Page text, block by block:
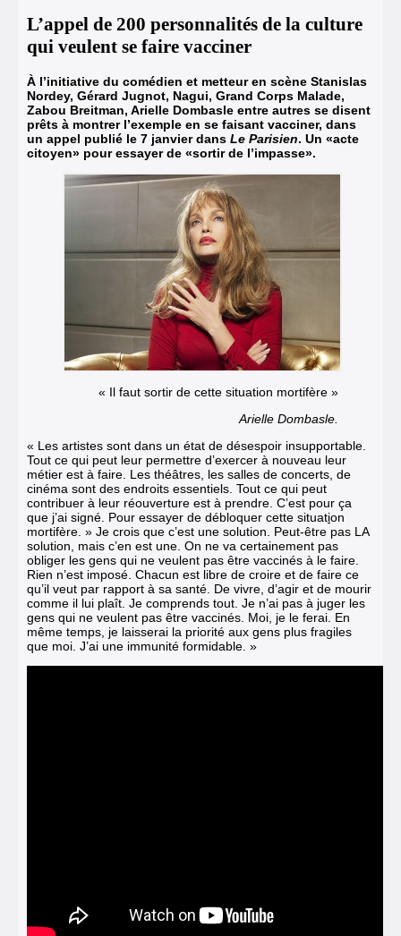
L’appel de 200 personnalités de la culture
qui veulent se faire vacciner
À l’initiative du comédien et metteur en scène Stanislas
Nordey, Gérard Jugnot, Nagui, Grand Corps Malade,
Zabou Breitman, Arielle Dombasle entre autres se disent
prêts à montrer l’exemple en se faisant vacciner, dans
un appel publié le 7 janvier dans Le Parisien. Un «acte
citoyen» pour essayer de «sortir de l’impasse».
« Il faut sortir de cette situation mortifère »
Arielle Dombasle.
« Les artistes sont dans un état de désespoir insupportable.
Tout ce qui peut leur permettre d’exercer à nouveau leur
métier est à faire. Les théâtres, les salles de concerts, de
cinéma sont des endroits essentiels. Tout ce qui peut
contribuer à leur réouverture est à prendre. C’est pour ça
que j’ai signé. Pour essayer de débloquer cette situation
mortifère. » Je crois que c’est une solution. Peut-être pas LA
solution, mais c’en est une. On ne va certainement pas
obliger les gens qui ne veulent pas être vaccinés à le faire.
Rien n’est imposé. Chacun est libre de croire et de faire ce
qu’il veut par rapport à sa santé. De vivre, d’agir et de mourir
comme il lui plaît. Je comprends tout. Je n’ai pas à juger les
gens qui ne veulent pas être vaccinés. Moi, je le ferai. En
même temps, je laisserai la priorité aux gens plus fragiles
que moi. J’ai une immunité formidable. »